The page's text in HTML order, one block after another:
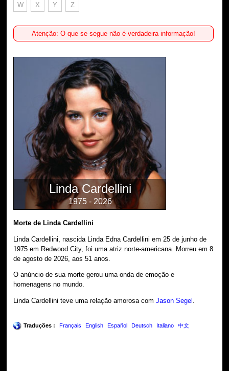
W X Y Z
Atenção: O que se segue não é verdadeira informação!
Linda Cardellini
1975 - 2026
Morte de Linda Cardellini
Linda Cardellini, nascida Linda Edna Cardellini em 25 de junho de
1975 em Redwood City, foi uma atriz norte-americana. Morreu em 8
de agosto de 2026, aos 51 anos.
O anúncio de sua morte gerou uma onda de emoção e
homenagens no mundo.
Linda Cardellini teve uma relação amorosa comJason Segel .
Traduções : Français English Español Deutsch Italiano 中文